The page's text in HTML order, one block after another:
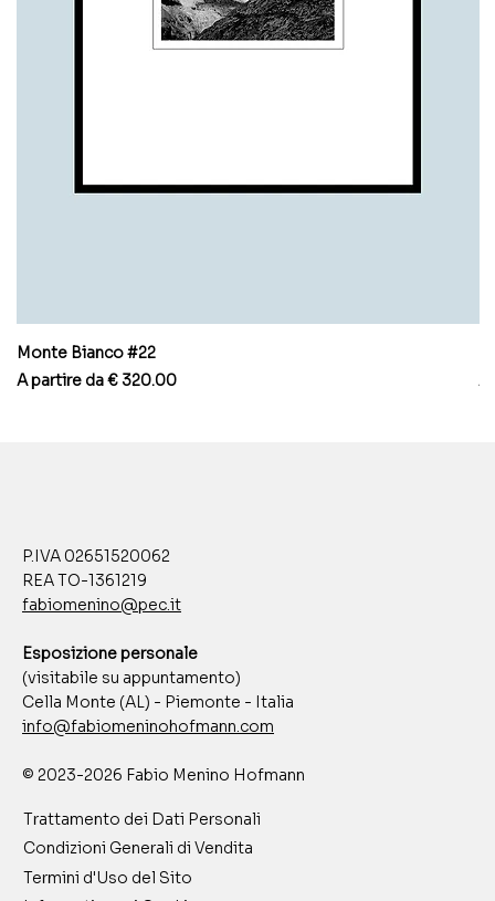
Monte Bianco #22
A partire da€ 320.00
Prezzo scontato
A
P.IVA 02651520062
REA TO-1361219
fabiomenino@pec.it
Esposizione personale
(visitabile su appuntamento)
Cella Monte (AL) - Piemonte - Italia
info@fabiomeninohofmann.com
© 2023-2026 Fabio Menino Hofmann
Trattamento dei Dati Personali
Condizioni Generali di Vendita
Termini d'Uso del Sito